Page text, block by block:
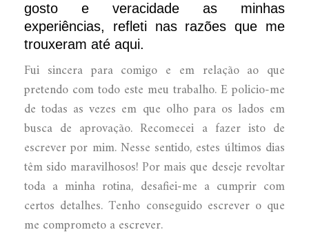
gosto e veracidade as minhas
experiências, refleti nas razões que me
trouxeram até aqui.
Fui sincera para comigo e em relação ao que
pretendo com todo este meu trabalho. E policio-me
de todas as vezes em que olho para os lados em
busca de aprovação. Recomecei a fazer isto de
escrever por mim. Nesse sentido, estes últimos dias
têm sido maravilhosos! Por mais que deseje revoltar
toda a minha rotina, desafiei-me a cumprir com
certos detalhes. Tenho conseguido escrever o que
me comprometo a escrever.